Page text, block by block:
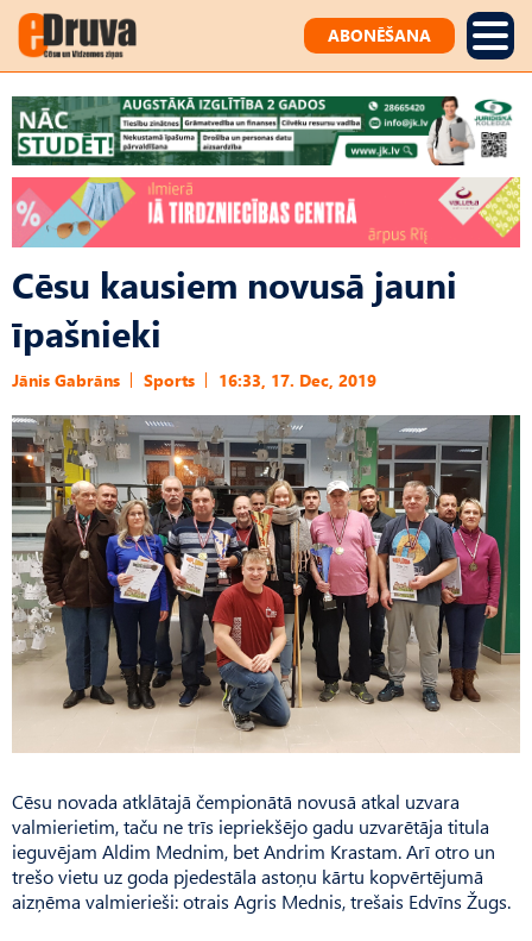
ABONĒŠANA
Cēsu kausiem novusā jauni
īpašnieki
Jānis Gabrāns Sports 16:33, 17. Dec, 2019
Cēsu novada atklātajā čempionātā novusā atkal uzvara
valmierietim, taču ne trīs iepriekšējo gadu uzvarētāja titula
ieguvējam Aldim Mednim, bet Andrim Krastam. Arī otro un
trešo vietu uz goda pjedestāla astoņu kārtu kopvērtējumā
aizņēma valmierieši: otrais Agris Mednis, trešais Edvīns Žugs.